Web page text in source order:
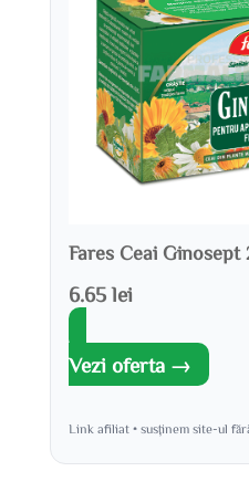
Fares Ceai
6.65 lei
Vezi oferta →
Link afiliat • susținem site-ul